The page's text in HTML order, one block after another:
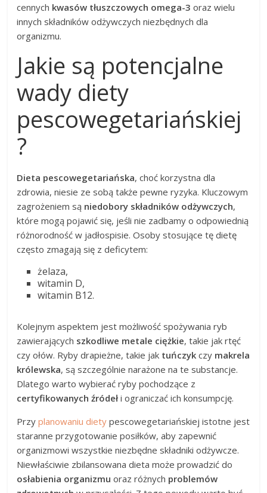
cennych kwasów tłuszczowych omega-3 oraz wielu
innych składników odżywczych niezbędnych dla
organizmu.
Jakie są potencjalne
wady diety
pescowegetariańskiej
?
Dieta pescowegetariańska, choć korzystna dla
zdrowia, niesie ze sobą także pewne ryzyka. Kluczowym
zagrożeniem są niedobory składników odżywczych,
które mogą pojawić się, jeśli nie zadbamy o odpowiednią
różnorodność w jadłospisie. Osoby stosujące tę dietę
często zmagają się z deficytem:
żelaza,
witamin D,
witamin B12.
Kolejnym aspektem jest możliwość spożywania ryb
zawierających szkodliwe metale ciężkie, takie jak rtęć
czy ołów. Ryby drapieżne, takie jak tuńczyk czy makrela
królewska, są szczególnie narażone na te substancje.
Dlatego warto wybierać ryby pochodzące z
certyfikowanych źródeł i ograniczać ich konsumpcję.
Przyplanowaniu diety pescowegetariańskiej istotne jest
staranne przygotowanie posiłków, aby zapewnić
organizmowi wszystkie niezbędne składniki odżywcze.
Niewłaściwie zbilansowana dieta może prowadzić do
osłabienia organizmu oraz różnych problemów